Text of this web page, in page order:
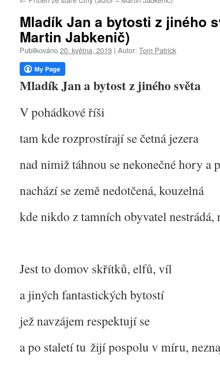
webu
Mladík Jan a bytosti z jiného
Martin Jabkenič)
Publikováno20. května, 2019 | Autor: Tom Patrick
Mladík Jan a bytost z jiného světa
V pohádkové říši
tam kde rozprostírají se četná jezera
nad nimiž táhnou se nekonečné hory a
nachází se země nedotčená, kouzelná
kde nikdo z tamních obyvatel nestrádá,
Jest to domov skřítků, elfů, víl
a jiných fantastických bytostí
jež navzájem respektují se
a po staletí tu žijí pospolu v míru,